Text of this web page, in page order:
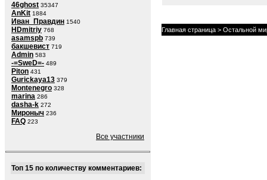
46ghost 35347
AnKit 1884
Иван_Правдин 1540
HDmitriy 768
asamspb 739
бакшевист 719
Admin 583
-=SweD=- 489
Piton 431
Gurickaya13 379
Montenegro 328
marina 286
dasha-k 272
Мироныч 236
FAQ 223
Все участники
Топ 15 по количеству комментариев:
Главная страница > Остальной